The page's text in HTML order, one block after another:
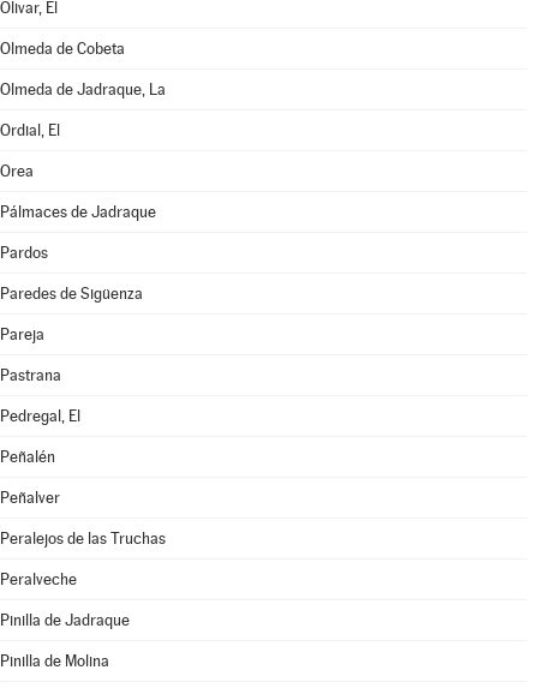
Olivar, El
Olmeda de Cobeta
Olmeda de Jadraque, La
Ordial, El
Orea
Pálmaces de Jadraque
Pardos
Paredes de Sigüenza
Pareja
Pastrana
Pedregal, El
Peñalén
Peñalver
Peralejos de las Truchas
Peralveche
Pinilla de Jadraque
Pinilla de Molina